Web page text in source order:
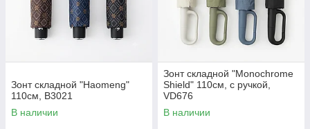
Зонт складной "Haomeng"
110см, B3021
В наличии
Зонт складной "Monochrome
Shield" 110см, с ручкой,
VD676
В наличии